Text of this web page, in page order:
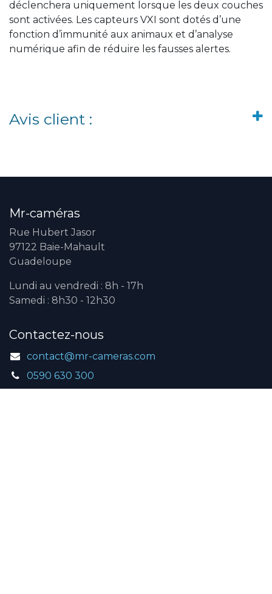
déclenchera uniquement lorsque les deux couches
sont activées. Les capteurs VXI sont dotés d’une
fonction d’immunité aux animaux et d’analyse
numérique afin de réduire les fausses alertes.
Avis client :
Mr-caméras
Rue Hubert Jasor
97122 Baie-Mahault
Guadeloupe
Lundi au vendredi : 8h - 17h
Samedi : 8h30 - 12h30
Contactez-nous
contact@mr-cameras.com
0590 630 300